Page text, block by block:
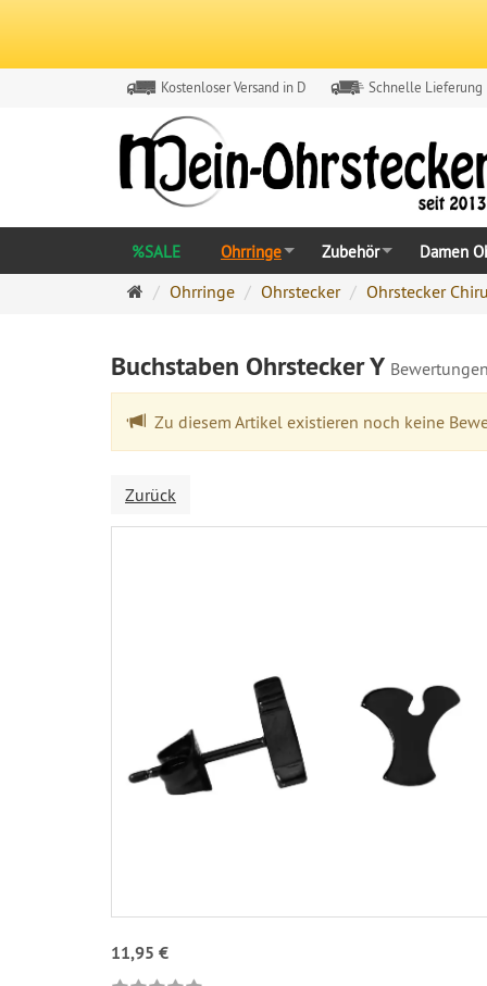
Kostenloser Versand in D Schnelle Lieferung
%SALE Ohrringe Zubehör Damen
Ohrringe
Ohrringe Ohrstecker Ohrstecker
Buchstaben Ohrstecker Y
Zu diesem Artikel existieren noch keine
Zurück
11,95 €